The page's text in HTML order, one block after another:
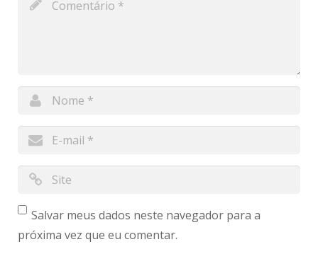
Salvar meus dados neste navegador para a
próxima vez que eu comentar.